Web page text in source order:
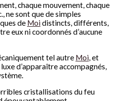
chaque mouvement, chaque
ne sont que de simples
de Moidistincts, différents,
eux ni coordonnés d’aucune
tel autre Moi, et
d’apparaître accompagnés,
cristallisations du feu